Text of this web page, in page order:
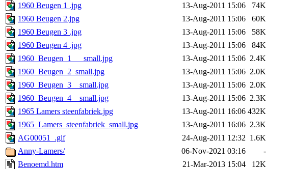
1960 Beugen 1 .jpg
13-Aug-2011 15:06
74K
1960 Beugen 2.jpg
13-Aug-2011 15:06
60K
1960 Beugen 3 .jpg
13-Aug-2011 15:06
58K
1960 Beugen 4 .jpg
13-Aug-2011 15:06
84K
1960_Beugen_1___small.jpg
13-Aug-2011 15:06 2.4K
1960_Beugen_2_small.jpg
13-Aug-2011 15:06 2.0K
1960_Beugen_3__small.jpg
13-Aug-2011 15:06 2.0K
1960_Beugen_4__small.jpg
13-Aug-2011 15:06 2.3K
1965 Lamers steenfabriek.jpg
13-Aug-2011 16:06 432K
1965_Lamers_steenfabriek_small.jpg
13-Aug-2011 16:06 2.3K
AG00051_.gif
24-Aug-2011 12:32 1.6K
Anny-Lamers/
06-Nov-2021 03:16
-
Benoemd.htm
21-Mar-2013 15:04
12K